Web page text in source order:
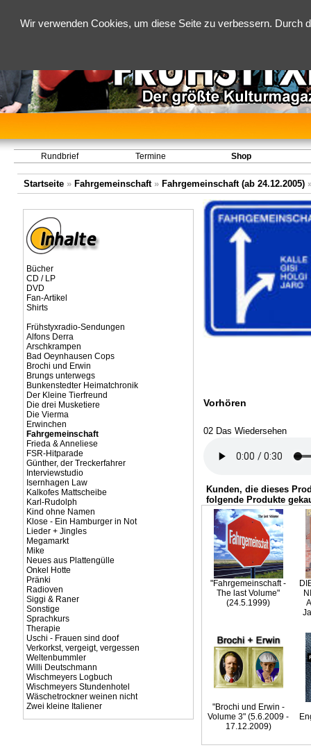
Wir verwenden Cookies, um diese Seite zu verbessern.
Rundbrief Termine Shop
Startseite» Fahrgemeinschaft» Fahrgemeinschaft (ab 24.12.2005)
Bücher
CD / LP
DVD
Fan-Artikel
Shirts
Frühstyxradio-Sendungen
Alfons Derra
Arschkrampen
Bad Oeynhausen Cops
Brochi und Erwin
Brungs unterwegs
Bunkenstedter Heimatchronik
Der Kleine Tierfreund
Die drei Musketiere
Die Vierma
Erwinchen
Fahrgemeinschaft
Frieda & Anneliese
FSR-Hitparade
Günther, der Treckerfahrer
Interviewstudio
Isernhagen Law
Kalkofes Mattscheibe
Karl-Rudolph
Kind ohne Namen
Klose - Ein Hamburger in Not
Lieder + Jingles
Megamarkt
Mike
Neues aus Plattengülle
Onkel Hotte
Pränki
Radioven
Siggi & Raner
Sonstige
Sprachkurs
Therapie
Uschi - Frauen sind doof
Verkorkst, vergeigt, vergessen
Weltenbummler
Willi Deutschmann
Wischmeyers Logbuch
Wischmeyers Stundenhotel
Wäschetrockner weinen nicht
Zwei kleine Italiener
Vorhören
02 Das Wiedersehen
Kunden, die dieses
folgende Produkte
"Fahrgemeinschaft -
The last Volume"
(24.5.1999)
"Brochi und Erwin -
Volume 3" (5.6.2009 -
17.12.2009)